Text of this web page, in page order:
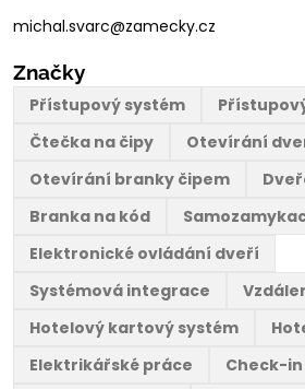
michal.svarc@zamecky.cz
Značky
Přístupový systém
Čtečka na čipy
Otevírání
Otevírání branky čipem
Branka na kód
Elektronické ovládání dveří
Systémová integrace
Hotelový kartový systém
Elektrikářské práce
Check-